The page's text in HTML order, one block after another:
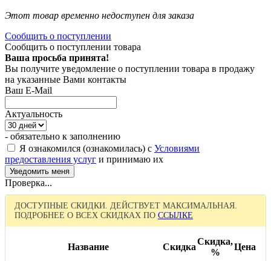
Этот товар временно недоступен для заказа
Сообщить о поступлении
Сообщить о поступлении товара
Ваша просьба принята!
Вы получите уведомление о поступлении товара в продажу
на указанные Вами контакты
Ваш E-Mail
Актуальность
- обязательно к заполнению
Я ознакомился (ознакомилась) с Условиями
предоставления услуг и принимаю их
Проверка...
ДОСТУПНЫЕ СКИДКИ. ДЕЙСТВУЕТ МАКСИМАЛЬНАЯ.
ПОДРОБНЕЕ О ВСЕХ СКИДКАХ ПО ССЫЛКЕ
Название Скидка
Скидка,
%
Цена